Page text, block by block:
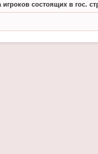
состоящих в гос.